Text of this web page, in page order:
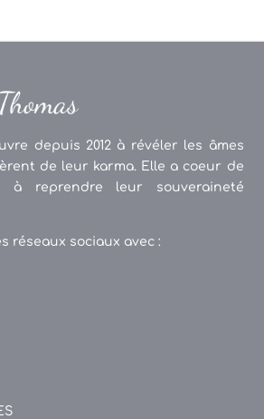
depuis 2012 à révéler les âmes
de leur karma. Elle a coeur de
à reprendre leur souveraineté
réseaux sociaux avec :